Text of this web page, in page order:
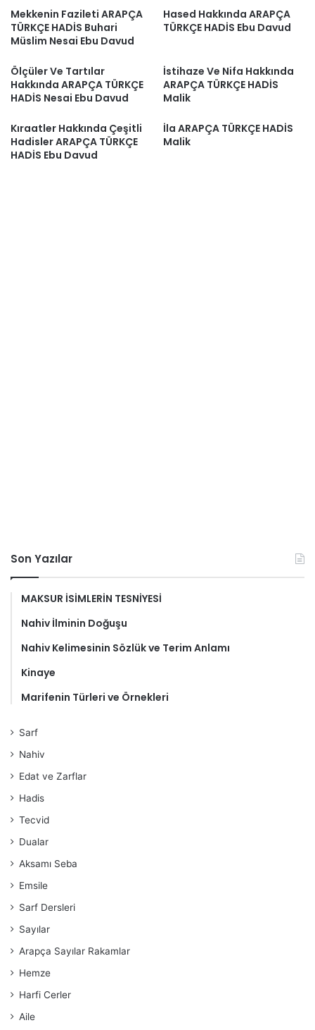
Mekkenin Fazileti ARAPÇA
TÜRKÇE HADİS Buhari
Müslim Nesai Ebu Davud
Hased Hakkında ARAPÇA
TÜRKÇE HADİS Ebu Davud
Ölçüler Ve Tartılar
Hakkında ARAPÇA TÜRKÇE
HADİS Nesai Ebu Davud
İstihaze Ve Nifa Hakkında
ARAPÇA TÜRKÇE HADİS
Malik
Kıraatler Hakkında Çeşitli
Hadisler ARAPÇA TÜRKÇE
HADİS Ebu Davud
İla ARAPÇA TÜRKÇE HADİS
Malik
Son Yazılar
MAKSUR İSİMLERİN TESNİYESİ
Nahiv İlminin Doğuşu
Nahiv Kelimesinin Sözlük ve Terim Anlamı
Kinaye
Marifenin Türleri ve Örnekleri
Sarf
Nahiv
Edat ve Zarflar
Hadis
Tecvid
Dualar
Aksamı Seba
Emsile
Sarf Dersleri
Sayılar
Arapça Sayılar Rakamlar
Hemze
Harfi Cerler
Aile